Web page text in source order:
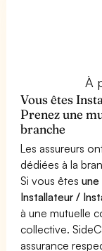
À
Vous êtes
Prenez une
branche
Les assureurs
dédiées à la
Si vous êtes
Installateur /
à une mutuelle
collective.
assurance